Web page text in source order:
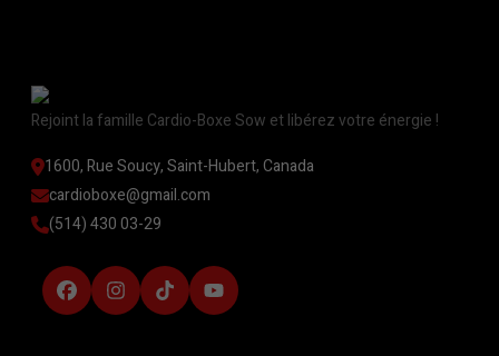
Rejoint la famille Cardio-Boxe Sow et libérez votre énergie !
1600, Rue Soucy, Saint-Hubert, Canada
cardioboxe@gmail.com
(514) 430 03-29